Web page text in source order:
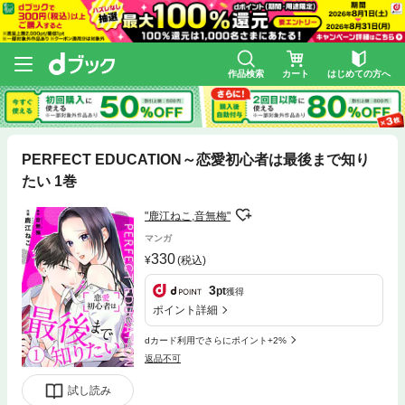
作品検索 カート はじめての方へ
PERFECT EDUCATION～恋愛初心者は最後まで知り
たい 1巻
試し読み
"鹿江ねこ,音無梅"
マンガ
330(税込)
3pt獲得
ポイント詳細
dカード利用でさらにポイント+2%
返品不可